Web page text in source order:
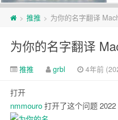
> 推推 > 为你的名字翻译
为你的名字翻译
推推 grbl 4年前
打开
nmmouro打开了这个问题2022